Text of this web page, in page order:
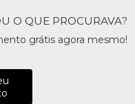
O QUE PROCURAVA?
grátis agora mesmo!